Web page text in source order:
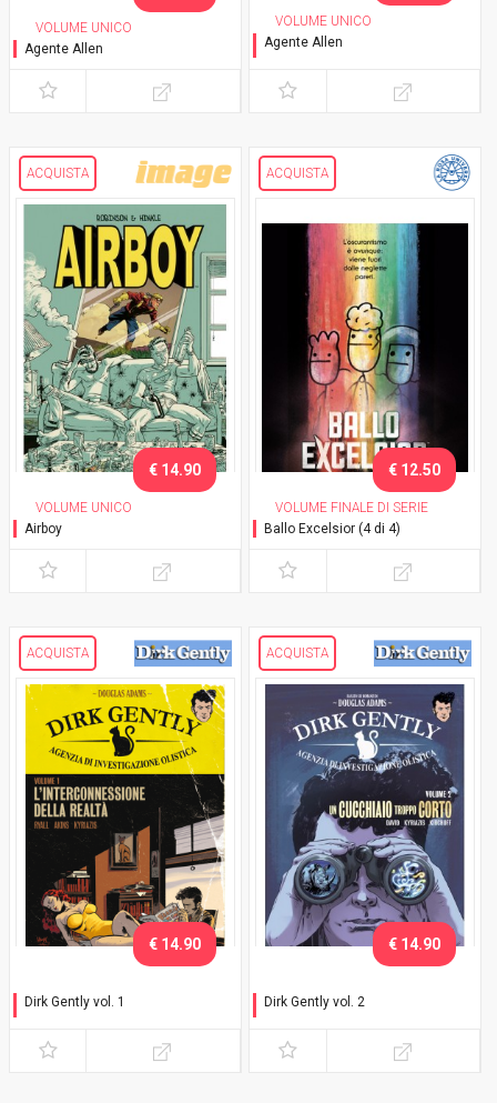
VOLUME UNICO
Agente Allen
VOLUME UNICO
Agente Allen
ACQUISTA
VOLUME UNICO
Airboy
€ 14.90
ACQUISTA
VOLUME FINALE DI SERIE
Ballo Excelsior (4 di 4)
€ 12.50
ACQUISTA
Dirk Gently vol. 1
realtà
€ 14.90
ACQUISTA
Dirk Gently vol. 2
€ 14.90